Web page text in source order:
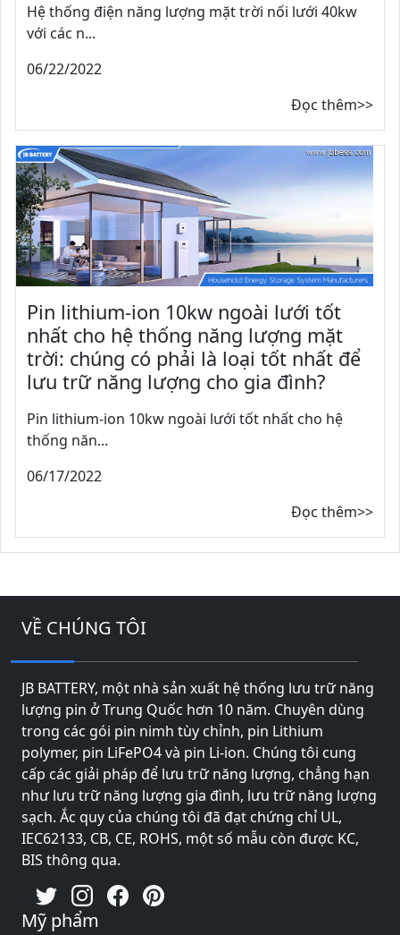
Hệ thống điện năng lượng mặt trời nối lưới 40kw
với các n...
06/22/2022
Đọc thêm>>
Pin lithium-ion 10kw ngoài lưới tốt
nhất cho hệ thống năng lượng mặt
trời: chúng có phải là loại tốt nhất để
lưu trữ năng lượng cho gia đình?
Pin lithium-ion 10kw ngoài lưới tốt nhất cho hệ
thống năn...
06/17/2022
Đọc thêm>>
VỀ CHÚNG TÔI
JB BATTERY, một nhà sản xuất hệ thống lưu trữ năng
lượng pin ở Trung Quốc hơn 10 năm. Chuyên dùng
trong các gói pin nimh tùy chỉnh, pin Lithium
polymer, pin LiFePO4 và pin Li-ion. Chúng tôi cung
cấp các giải pháp để lưu trữ năng lượng, chẳng hạn
như lưu trữ năng lượng gia đình, lưu trữ năng lượng
sạch. Ắc quy của chúng tôi đã đạt chứng chỉ UL,
IEC62133, CB, CE, ROHS, một số mẫu còn được KC,
BIS thông qua.
Mỹ phẩm